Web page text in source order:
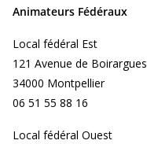
Animateurs Fédéraux
Local fédéral Est
121 Avenue de Boirargues
34000 Montpellier
06 51 55 88 16
Local fédéral Ouest